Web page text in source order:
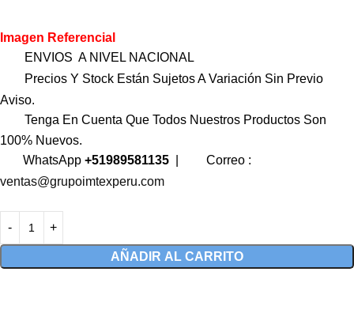
Imagen Referencial
ENVIOS A NIVEL NACIONAL
Precios Y Stock Están Sujetos A Variación Sin Previo
Aviso.
Tenga En Cuenta Que Todos Nuestros Productos Son
100% Nuevos.
WhatsApp +51989581135
Correo :
ventas@grupoimtexperu.com
AÑADIR AL CARRITO